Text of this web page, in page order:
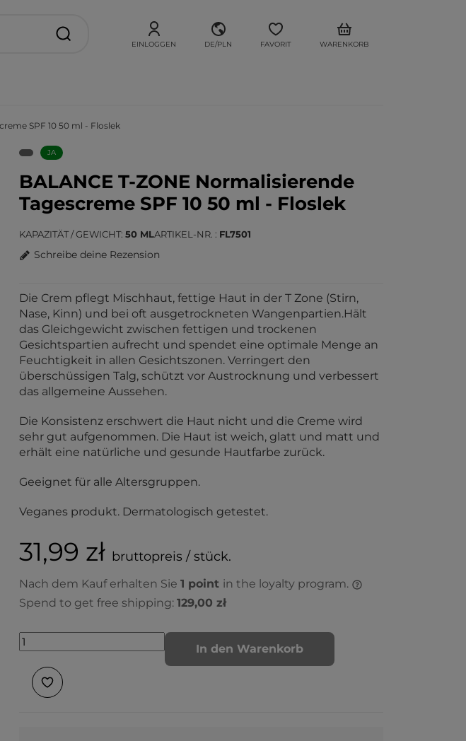
EINLOGGEN DE/PLN FAVORIT WARENKORB
SPF 10 50 ml - Floslek
JA
BALANCE T-ZONE Normalisierende
Tagescreme SPF 10 50 ml - Floslek
KAPAZITÄT / GEWICHT 50 MLARTIKEL-NR. FL7501
Schreibe deine Rezension
Die Crem pflegt Mischhaut, fettige Haut in der T Zone (Stirn,
Nase, Kinn) und bei oft ausgetrockneten Wangenpartien.Hält
das Gleichgewicht zwischen fettigen und trockenen
Gesichtspartien aufrecht und spendet eine optimale Menge an
Feuchtigkeit in allen Gesichtszonen. Verringert den
überschüssigen Talg, schützt vor Austrocknung und verbessert
das allgemeine Aussehen.
Die Konsistenz erschwert die Haut nicht und die Creme wird
sehr gut aufgenommen. Die Haut ist weich, glatt und matt und
erhält eine natürliche und gesunde Hautfarbe zurück.
Geeignet für alle Altersgruppen.
Veganes produkt. Dermatologisch getestet.
31,99 zł bruttopreis / stück.
Nach dem Kauf erhalten Sie 1 point in the loyalty program.
Spend to get free shipping: 129,00 zł
In den Warenkorb